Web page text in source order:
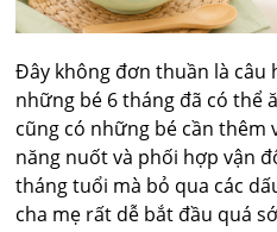
Đây không đơn thuần là câu
những bé 6 tháng đã có thể
cũng có những bé cần thêm
năng nuốt và phối hợp vận
tháng tuổi mà bỏ qua các
cha mẹ rất dễ bắt đầu quá